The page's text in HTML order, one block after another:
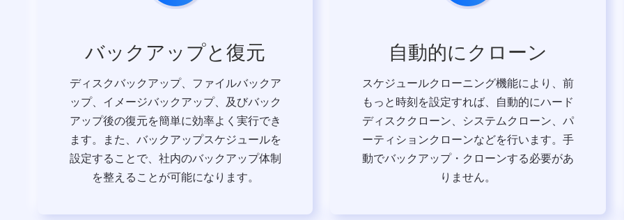
バックアップと復元
ディスクバックアップ、ファイルバックア
ップ、イメージバックアップ、及びバック
アップ後の復元を簡単に効率よく実行でき
ます。また、バックアップスケジュールを
設定することで、社内のバックアップ体制
を整えることが可能になります。
自動的にクローン
スケジュールクローニング機能により、前
もっと時刻を設定すれば、自動的にハード
ディスククローン、システムクローン、パ
ーティションクローンなどを行います。手
動でバックアップ・クローンする必要があ
りません。